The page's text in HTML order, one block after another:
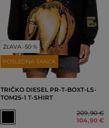
ZĽAVA -50 %
POSLEDNÁ ŠANCA
TRIČKO DIESEL PR-T-BOXT-LS-
TOM25-1 T-SHIRT
209,90 €
104,90 €